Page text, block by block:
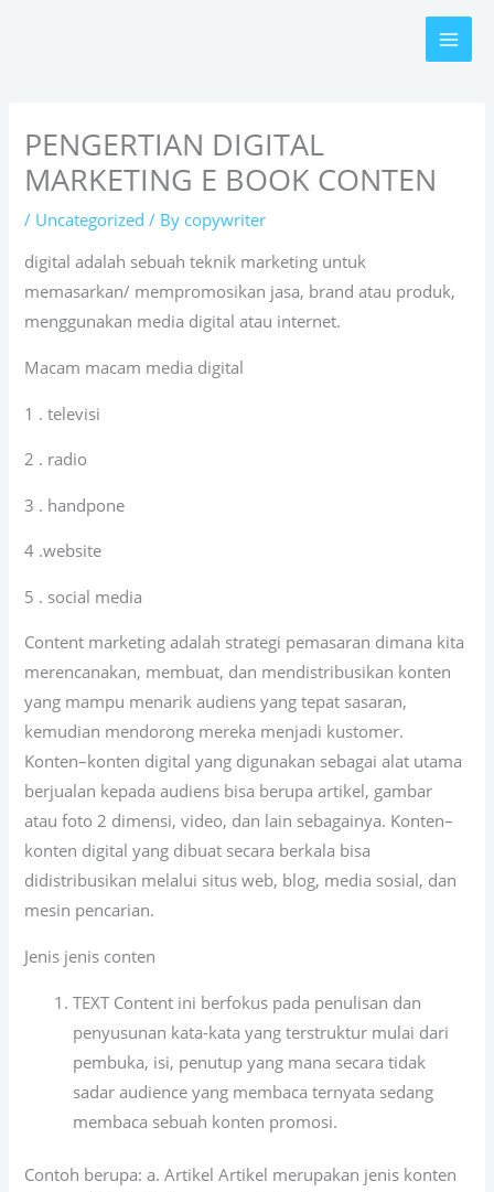
PENGERTIAN DIGITAL
MARKETING E BOOK CONTEN
/ Uncategorized / By copywriter
digital adalah sebuah teknik marketing untuk
memasarkan/ mempromosikan jasa, brand atau produk,
menggunakan media digital atau internet.
Macam macam media digital
1 . televisi
2 . radio
3 . handpone
4 .website
5 . social media
Content marketing adalah strategi pemasaran dimana kita
merencanakan, membuat, dan mendistribusikan konten
yang mampu menarik audiens yang tepat sasaran,
kemudian mendorong mereka menjadi kustomer.
Konten–konten digital yang digunakan sebagai alat utama
berjualan kepada audiens bisa berupa artikel, gambar
atau foto 2 dimensi, video, dan lain sebagainya. Konten–
konten digital yang dibuat secara berkala bisa
didistribusikan melalui situs web, blog, media sosial, dan
mesin pencarian.
Jenis jenis conten
TEXT Content ini berfokus pada penulisan dan
penyusunan kata-kata yang terstruktur mulai dari
pembuka, isi, penutup yang mana secara tidak
sadar audience yang membaca ternyata sedang
membaca sebuah konten promosi.
Contoh berupa: a. Artikel Artikel merupakan jenis konten